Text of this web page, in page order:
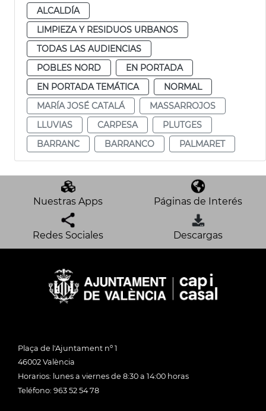
ALCALDÍA
LIMPIEZA Y RESIDUOS URBANOS
TODAS LAS AUDIENCIAS
POBLES NORD
EN PORTADA
EN PORTADA TEMÁTICA
NORMAL
MARÍA JOSÉ CATALÁ
MASSARROJOS
LLUVIAS
CARPESA
PLUTGES
BARRANC
BARRANCO PALMARET
Nuestras Apps Páginas de Interés
Redes Sociales Descargas
Plaça de l'Ajuntament nº 1
46002 València
Horarios: lunes a viernes de 8:30 a 14:00 horas
Teléfono: 963 52 54 78